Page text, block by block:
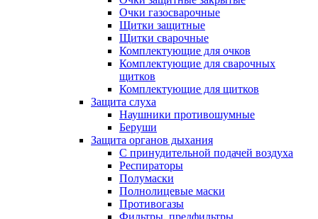
Очки газосварочные
Щитки защитные
Щитки сварочные
Комплектующие для очков
Комплектующие для сварочных
щитков
Комплектующие для щитков
Защита слуха
Наушники противошумные
Беруши
Защита органов дыхания
С принудительной подачей воздуха
Респираторы
Полумаски
Полнолицевые маски
Противогазы
Фильтры, предфильтры